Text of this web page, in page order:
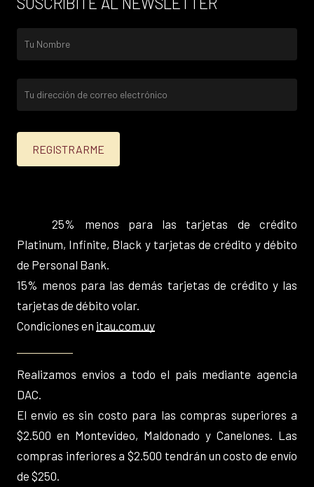
25% menos para las tarjetas de crédito
Platinum, Infinite, Black y tarjetas de crédito y débito
de Personal Bank.
15% menos para las demás tarjetas de crédito y las
tarjetas de débito volar.
Condiciones en itau.com.uy
Realizamos envios a todo el pais mediante agencia
DAC.
El envío es sin costo para las compras superiores a
$2.500 en Montevideo, Maldonado y Canelones. Las
compras inferiores a $2.500 tendrán un costo de envío
de $250.